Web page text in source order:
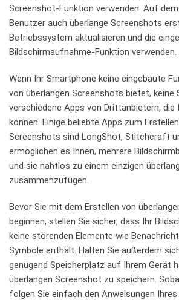
Screenshot-Funktion‌ verwenden.⁤ Auf
Benutzer⁤ auch überlange ⁤Screenshots
Betriebssystem aktualisieren und die
‍Bildschirmaufnahme-Funktion verwenden.
Wenn Ihr Smartphone⁢ keine eingebaute
von ‌überlangen Screenshots bietet, keine⁢
verschiedene Apps von Drittanbietern, die
⁢können. Einige beliebte Apps zum⁢
Screenshots sind LongShot, Stitchcraft
ermöglichen es Ihnen, mehrere
‌und sie nahtlos⁣ zu einem einzigen
zusammenzufügen.
Bevor Sie ⁣mit dem Erstellen von
⁢beginnen, stellen Sie sicher,⁢ dass ​Ihr
keine⁣ störenden‌ Elemente wie
Symbole enthält. Halten ⁤Sie außerdem
genügend‌ Speicherplatz auf⁤ Ihrem Gerät
überlangen Screenshot zu speichern.
folgen Sie einfach den Anweisungen